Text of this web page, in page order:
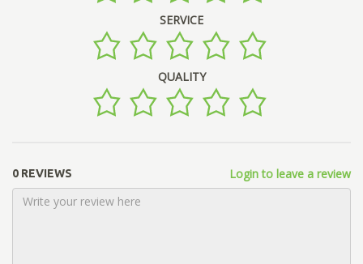
SERVICE
QUALITY
0 REVIEWS Login to leave a review